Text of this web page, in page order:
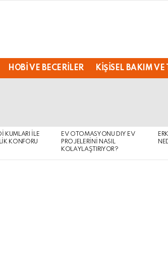
HOBI VE BECERILER KIŞISEL BAKIM VE
KUMLARI ILE
KONFORU
EV OTOMASYONU DIY EV
PROJELERINI NASIL
KOLAYLAŞTIRIYOR?